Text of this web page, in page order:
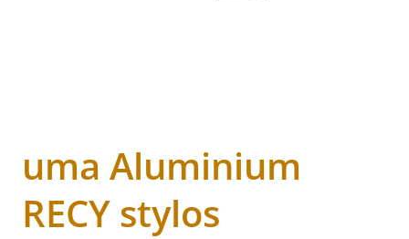
uma Aluminium
RECY stylos